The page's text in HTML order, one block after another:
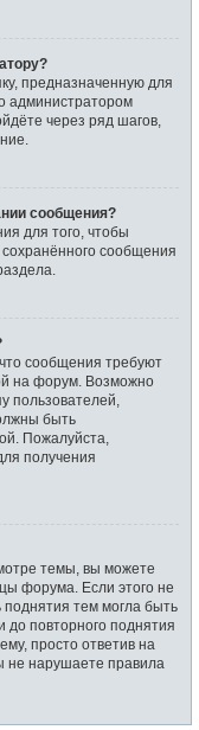
предназначенную для
администратором
через ряд шагов,
сообщения?
для того, чтобы
сохранённого сообщения
сообщения требуют
на форум. Возможно
пользователей,
быть
Пожалуйста,
получения
темы, вы можете
форума. Если этого не
поднятия тем могла быть
до повторного поднятия
просто ответив на
не нарушаете правила